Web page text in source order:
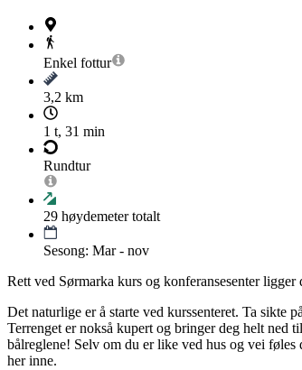
Enkel fottur
3,2 km
1 t, 31 min
Rundtur
29 høydemeter totalt
Sesong: Mar - nov
Rett ved Sørmarka kurs og konferansesenter
Det naturlige er å starte ved kurssenteret. Ta sikte
Terrenget er nokså kupert og bringer deg helt ned
bålreglene! Selv om du er like ved hus og vei føles
her inne.